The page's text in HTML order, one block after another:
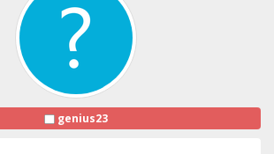
genius23